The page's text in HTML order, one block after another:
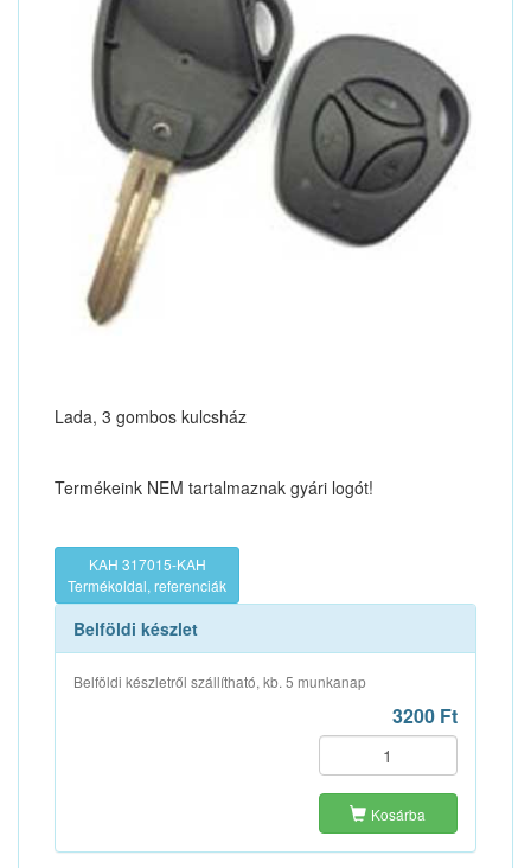
Lada, 3 gombos kulcsház
Termékeink NEM tartalmaznak gyári logót!
KAH 317015-KAH
Termékoldal, referenciák
Belföldi készlet
Belföldi készletről szállítható, kb. 5 munkanap
3200 Ft
Kosárba